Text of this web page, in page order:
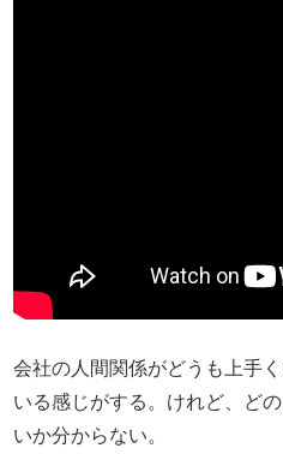
会社の人間関係がどうも上手
いる感じがする。けれど、ど
いか分からない。